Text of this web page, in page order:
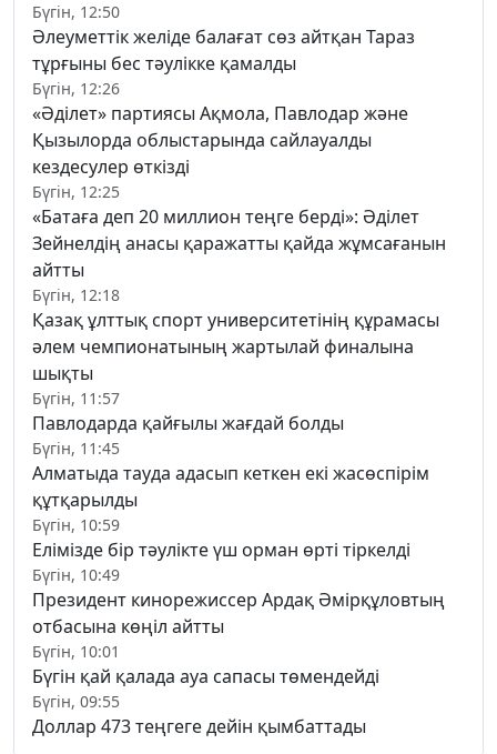
Бүгін, 12:50
Әлеуметтік желіде балағат сөз айтқан Тараз
тұрғыны бес тәулікке қамалды
Бүгін, 12:26
«Әділет» партиясы Ақмола, Павлодар және
Қызылорда облыстарында сайлауалды
кездесулер өткізді
Бүгін, 12:25
«Батаға деп 20 миллион теңге берді»: Әділет
Зейнелдің анасы қаражатты қайда жұмсағанын
айтты
Бүгін, 12:18
Қазақ ұлттық спорт университетінің құрамасы
әлем чемпионатының жартылай финалына
шықты
Бүгін, 11:57
Павлодарда қайғылы жағдай болды
Бүгін, 11:45
Алматыда тауда адасып кеткен екі жасөспірім
құтқарылды
Бүгін, 10:59
Елімізде бір тәулікте үш орман өрті тіркелді
Бүгін, 10:49
Президент кинорежиссер Ардақ Әмірқұловтың
отбасына көңіл айтты
Бүгін, 10:01
Бүгін қай қалада ауа сапасы төмендейді
Бүгін, 09:55
Доллар 473 теңгеге дейін қымбаттады